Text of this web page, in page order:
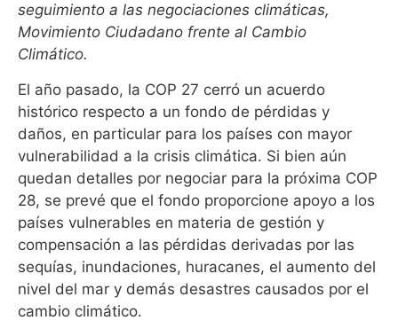
seguimiento a las negociaciones climáticas,
Movimiento Ciudadano frente al Cambio
Climático.
El año pasado, la COP 27 cerró un acuerdo
histórico respecto a un fondo de pérdidas y
daños, en particular para los países con mayor
vulnerabilidad a la crisis climática. Si bien aún
quedan detalles por negociar para la próxima COP
28, se prevé que el fondo proporcione apoyo a los
países vulnerables en materia de gestión y
compensación a las pérdidas derivadas por las
sequías, inundaciones, huracanes, el aumento del
nivel del mar y demás desastres causados por el
cambio climático.